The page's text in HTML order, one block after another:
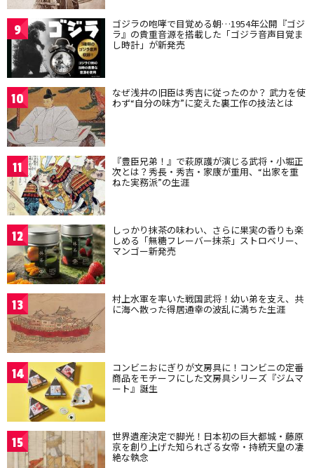
9 ゴジラの咆哮で目覚める朝…1954年公開『ゴジ
ラ』の貴重音源を搭載した「ゴジラ音声目覚ま
し時計」が新発売
10 なぜ浅井の旧臣は秀吉に従ったのか？ 武力を使
わず“自分の味方”に変えた裏工作の技法とは
11 『豊臣兄弟！』で萩原護が演じる武将・小堀正
次とは？秀長・秀吉・家康が重用、“出家を重
ねた実務派”の生涯
12 しっかり抹茶の味わい、さらに果実の香りも楽
しめる「無糖フレーバー抹茶」ストロベリー、
マンゴー新発売
13 村上水軍を率いた戦国武将！幼い弟を支え、共
に海へ散った得居通幸の波乱に満ちた生涯
14 コンビニおにぎりが文房具に！コンビニの定番
商品をモチーフにした文房具シリーズ『ジムマ
ート』誕生
15 世界遺産決定で脚光！日本初の巨大都城・藤原
京を創り上げた知られざる女帝・持統天皇の凄
絶な執念